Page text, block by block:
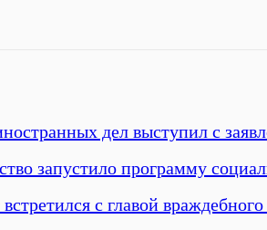
дел выступил с
запустило программу
с главой враждебного